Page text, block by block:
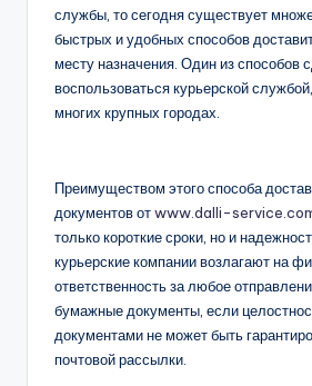
службы, то сегодня существует
быстрых и удобных способов
месту назначения. Один из способов
воспользоваться курьерской
многих крупных городах.
Преимуществом этого способа
документов отwww.dalli-
только короткие сроки, но и
курьерские компании возлагают на
ответственность за любое
бумажные документы, если
документами не может быть
почтовой рассылки.